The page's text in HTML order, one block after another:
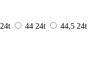
24t 44 24t 44,5 24t